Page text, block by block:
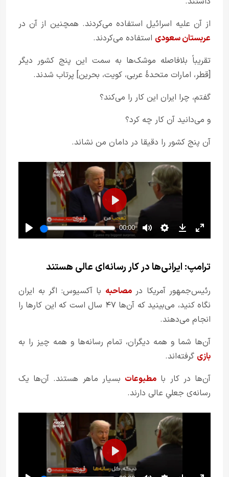
از آن علیه اسرائیل استفاده می‌کردند. همچنین از آن در
عربستان سعودی استفاده می‌کردند.
تقریباً بلافاصله موشک‌ها به سمت این پنج کشور دیگر
[قطر، امارات متحدهٔ عربی، کویت، بحرین] پرتاب شدند.
گفتم، چرا ایران این کار را می‌کند؟
و می‌دانید آن کار چه کرد؟
آن پنج کشور را دقیقا در دامان من نشاند.
ترامپ: ایرانی‌ها در کار رسانه‌ای عالی هستند
رئیس‌جمهور آمریکا درمصاحبه با آکسیوس: اگر به ایران
نگاه کنید، می‌بینید که آن‌ها ۴۷ سال است که این کارها را
انجام می‌دهند.
آن‌ها شما و همه دیگران، تمام رسانه‌ها و همه چیز را به
بازی گرفته‌اند.
آن‌ها در کار با مطبوعات بسیار ماهر هستند. آن‌ها یک
رسانه‌ی جعلیِ عالی دارند.